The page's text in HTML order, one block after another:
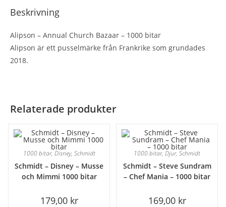
Beskrivning
Alipson – Annual Church Bazaar – 1000 bitar
Alipson är ett pusselmärke från Frankrike som grundades
2018.
Relaterade produkter
1000 bitar, Disney, Schmidt
Schmidt – Disney – Musse
och Mimmi 1000 bitar
179,00 kr
1000 bitar, Djur, Schmidt
Schmidt – Steve Sundram
– Chef Mania – 1000 bitar
169,00 kr